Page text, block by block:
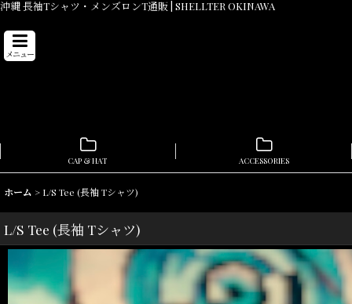
沖縄 長袖Tシャツ・メンズロンT通販 | SHELLTER OKINAWA
メニュー
CAP & HAT ACCESSORIES
ホーム > L/S Tee (長袖 Tシャツ)
L/S Tee (長袖 Tシャツ)